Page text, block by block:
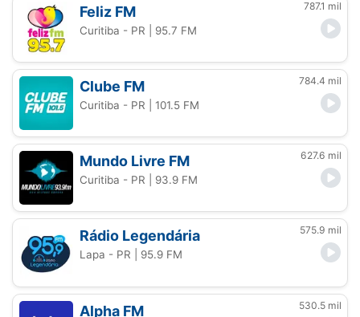
Feliz FM 787.1 mil
Curitiba - PR | 95.7 FM
Clube FM 784.4 mil
Curitiba - PR | 101.5 FM
Mundo Livre FM 627.6 mil
Curitiba - PR | 93.9 FM
Rádio Legendária 575.9 mil
Lapa - PR | 95.9 FM
Alpha FM 530.5 mil